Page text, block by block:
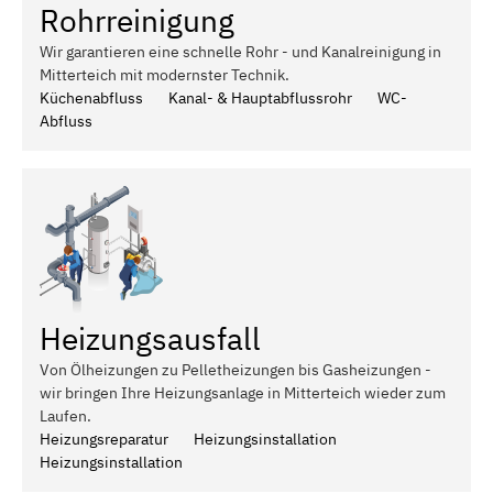
Rohrreinigung
Wir garantieren eine schnelle Rohr - und Kanalreinigung in
Mitterteich mit modernster Technik.
Küchenabfluss
Kanal- & Hauptabflussrohr
WC-
Abfluss
Heizungsausfall
Von Ölheizungen zu Pelletheizungen bis Gasheizungen -
wir bringen Ihre Heizungsanlage in Mitterteich wieder zum
Laufen.
Heizungsreparatur
Heizungsinstallation
Heizungsinstallation